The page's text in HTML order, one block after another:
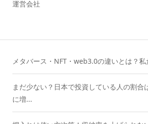
運営会社
メタバース・NFT・web3.0の違いとは？
まだ少ない？日本で投資している人の割合
に増...